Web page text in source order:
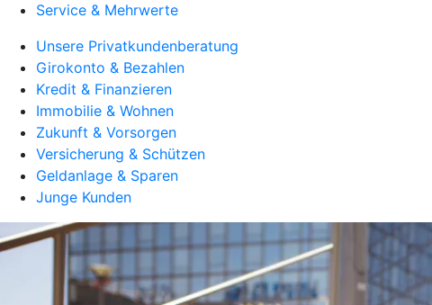
Service & Mehrwerte
Unsere Privatkundenberatung
Girokonto & Bezahlen
Kredit & Finanzieren
Immobilie & Wohnen
Zukunft & Vorsorgen
Versicherung & Schützen
Geldanlage & Sparen
Junge Kunden